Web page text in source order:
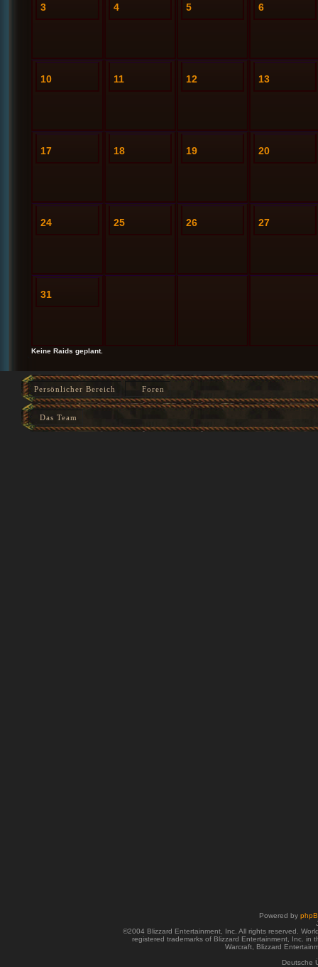
Keine Raids geplant.
3 4 5 6
10 11 12 13
17 18 19 20
24 25 26 27
31
Persönlicher Bereich Foren
Das Team
Powered by
©2004 Blizzard Entertainment, Inc. All rights reserved.
registered trademarks of Blizzard Entertainment, Inc. in
Warcraft, Blizzard
Deutsche